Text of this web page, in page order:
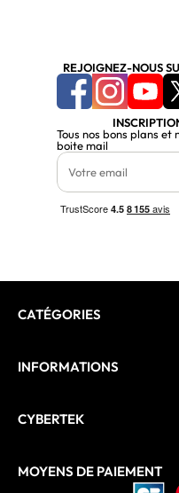
REJOIGNEZ-NOUS
Tous nos bons plans
boite mail
CATÉGORIES
INFORMATIONS
CYBERTEK
MOYENS DE PAIEMENT